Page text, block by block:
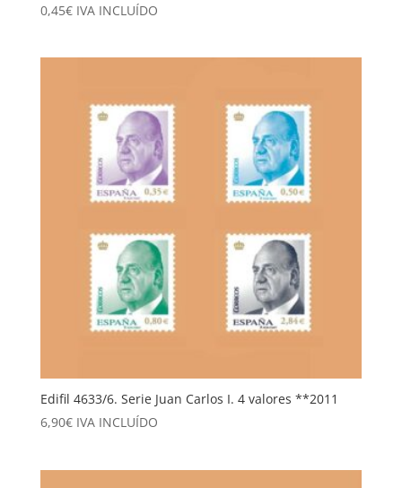
0,45€ IVA INCLUÍDO
Edifil 4633/6. Serie Juan Carlos I. 4 valores **2011
6,90€ IVA INCLUÍDO